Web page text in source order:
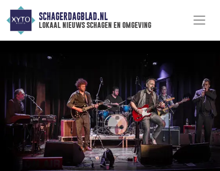
SCHAGERDAGBLAD.NL
lokaal nieuws schagen en omgeving